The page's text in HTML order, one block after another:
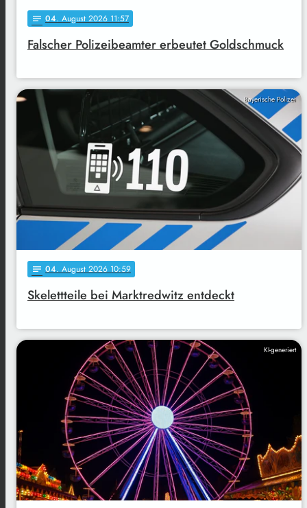
notes 04. August 2026 11:57
Falscher Polizeibeamter erbeutet Goldschmuck
Bayerische Polizei
notes 04. August 2026 10:59
Skelettteile bei Marktredwitz entdeckt
KI-generiert